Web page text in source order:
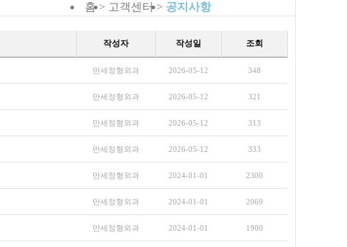
홈 > 고객센터 > 공지사항
작성자 작성일 조회
만세정형외과 2026-05-12 348
만세정형외과 2026-05-12 321
만세정형외과 2026-05-12 313
만세정형외과 2026-05-12 333
만세정형외과 2024-01-01 2300
만세정형외과 2024-01-01 2069
만세정형외과 2024-01-01 1900